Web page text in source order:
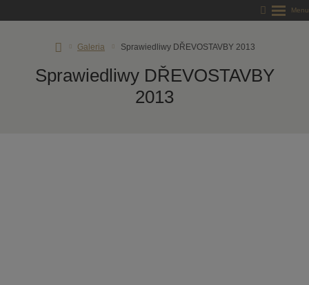
Galeria Sprawiedliwy DŘEVOSTAVBY 2013
Sprawiedliwy DŘEVOSTAVBY
2013